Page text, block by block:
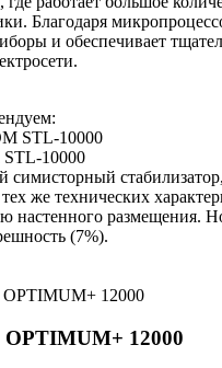
Благодаря
и обеспечивает
10000
симисторный
же технических
настенного размещения.
(7%).
OPTIMUM+ 12000